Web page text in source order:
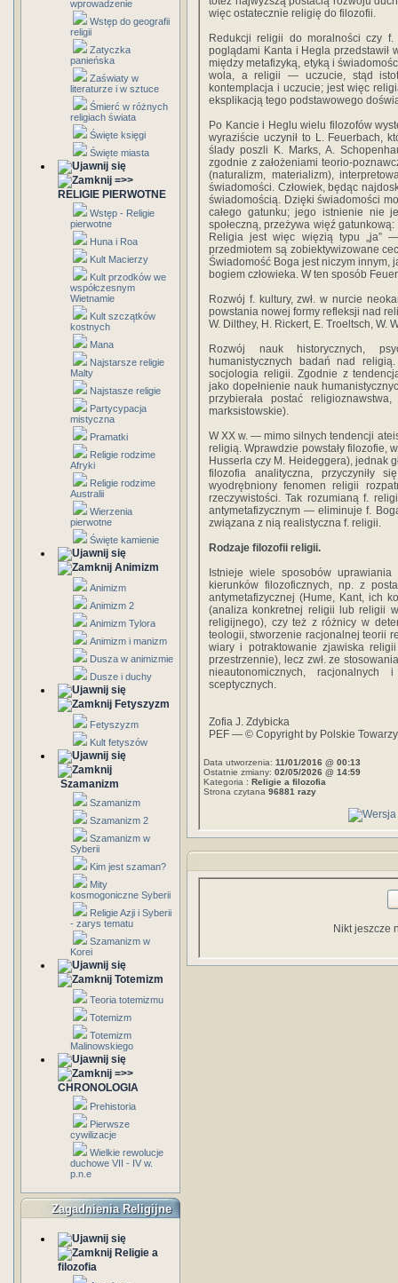
wprowadzenie
Wstęp do geografii
religii
Zatyczka
panieńska
Zaświaty w
literaturze i w sztuce
Śmierć w różnych
religiach świata
Święte księgi
Święte miasta
=>>
RELIGIE PIERWOTNE
Wstęp - Religie
pierwotne
Huna i Roa
Kult Macierzy
Kult przodków we
współczesnym
Wietnamie
Kult szczątków
kostnych
Mana
Najstarsze religie
Malty
Najstasze religie
Partycypacja
mistyczna
Pramatki
Religie rodzime
Afryki
Religie rodzime
Australii
Wierzenia
pierwotne
Święte kamienie
Animizm
Animizm
Animizm 2
Animizm Tylora
Animizm i manizm
Dusza w animizmie
Dusze i duchy
Fetyszyzm
Fetyszyzm
Kult fetyszów
Szamanizm
Szamanizm
Szamanizm 2
Szamanizm w
Syberii
Kim jest szaman?
Mity
kosmogoniczne Syberii
Religie Azji i Syberii
- zarys tematu
Szamanizm w
Korei
Totemizm
Teoria totemizmu
Totemizm
Totemizm
Malinowskiego
=>>
CHRONOLOGIA
Prehistoria
Pierwsze
cywilizacje
Wielkie rewolucje
duchowe VII - IV w.
p.n.e
Zagadnienia Religijne
Religie a
filozofia
więc ostatecznie religię do filozofii.
Redukcji religii do moralności czy f.
poglądami Kanta i Hegla przedstawił
między metafizyką, etyką i
wola, a religii — uczucie, stąd
kontemplacja i uczucie; jest więc
eksplikacją tego podstawowego
Po Kancie i Heglu wielu filozofów
wyraziście uczynił to L. Feuerbach,
ślady poszli K. Marks, A.
zgodnie z założeniami teorio-
(naturalizm, materializm),
świadomości. Człowiek, będąc
świadomością. Dzięki świadomości
całego gatunku; jego istnienie nie
społeczną, przeżywa więź
Religia jest więc więzią typu „ja”
przedmiotem są zobiektywizowane
Świadomość Boga jest niczym innym,
bogiem człowieka. W ten sposób
Rozwój f. kultury, zwł. w nurcie
powstania nowej formy refleksji nad
W. Dilthey, H. Rickert, E. Troeltsch, W.
Rozwój nauk historycznych,
humanistycznych badań nad
socjologia religii. Zgodnie z
jako dopełnienie nauk
przybierała postać
marksistowskie).
W XX w. — mimo silnych tendencji
religią. Wprawdzie powstały filozofie,
Husserla czy M. Heideggera), jednak
filozofia analityczna, przyczyniły
wyodrębniony fenomen religii
rzeczywistości. Tak rozumianą f.
antymetafizycznym — eliminuje f.
związana z nią realistyczna f. religii.
Rodzaje filozofii religii.
Istnieje wiele sposobów
kierunków filozoficznych, np. z
antymetafizycznej (Hume, Kant, ich
(analiza konkretnej religii lub religii
religijnego), czy też z różnicy w
teologii, stworzenie racjonalnej teorii
wiary i potraktowanie zjawiska
przestrzennie), lecz zwł. ze
nieautonomicznych, racjonalnych
sceptycznych.
Zofia J. Zdybicka
PEF — © Copyright by Polskie
Data utworzenia: 11/01/2016 @ 00:13
Ostatnie zmiany: 02/05/2026 @ 14:59
Kategoria : Religie a filozofia
Strona czytana 96881 razy
Nikt jeszcze